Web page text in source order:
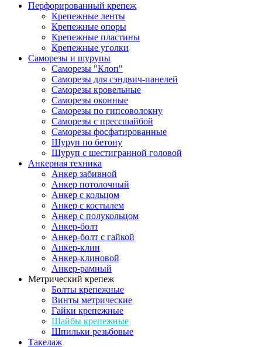
Перфорированный крепеж
Крепежные ленты
Крепежные опоры
Крепежные пластины
Крепежные уголки
Саморезы и шурупы
Саморезы "Клоп"
Саморезы для сэндвич-панелей
Саморезы кровельные
Саморезы оконные
Саморезы по гипсоволокну
Саморезы с прессшайбой
Саморезы фосфатированные
Шуруп по бетону
Шуруп с шестигранной головой
Анкерная техника
Анкер забивной
Анкер потолочный
Анкер с кольцом
Анкер с костылем
Анкер с полукольцом
Анкер-болт
Анкер-болт с гайкой
Анкер-клин
Анкер-клиновой
Анкер-рамный
Метрический крепеж
Болты крепежные
Винты метрические
Гайки крепежные
Шайбы крепежные
Шпильки резьбовые
Такелаж